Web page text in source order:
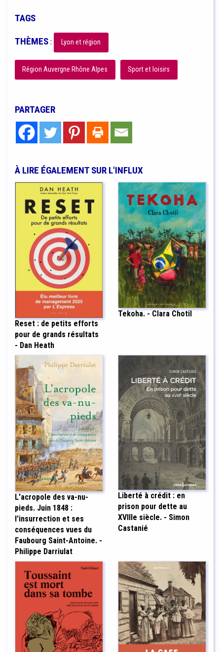
TAGS
THÈMES: Lyon et région
Région Auvergne Rhône Alpes Sport et loisirs
PARTAGER
À LIRE ÉGALEMENT SUR L'INFLUX
Reset : de petits efforts
pour de grands résultats
- Dan Heath
Tekoha. - Clara Chotil
L'acropole des va-nu-
pieds. Juin 1848 :
l'insurrection et ses
conséquences vues du
Faubourg Saint-Antoine. -
Philippe Darriulat
Liberté à crédit : en
prison pour dette au
XVIIIe siècle. - Simon
Castanié